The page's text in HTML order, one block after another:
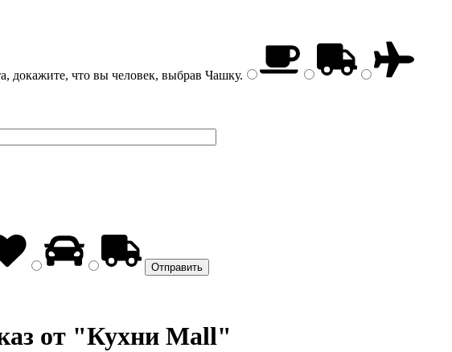
докажите, что вы человек, выбрав Чашку.
от "Кухни Mall"